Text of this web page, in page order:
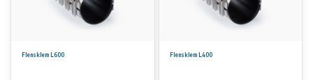
Flenzen zijn geboord volgens DIN 2576 en NEN 1092-1.
De ﬂensdikte is 24 mm voor ﬂenzen tot DN 200 en 26 mm voor ﬂenzen tot DN 300. Standaard ﬂenzen zijn PN 10, ASA en PN 16
Flensklem L600 Flensklem L400